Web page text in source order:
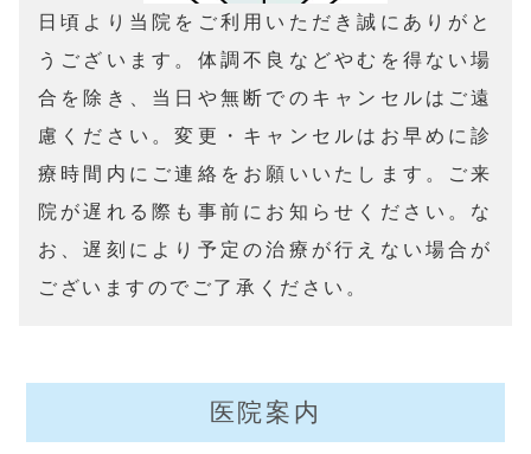
日頃より当院をご利用いただき誠にありがと
うございます。体調不良などやむを得ない場
合を除き、当日や無断でのキャンセルはご遠
慮ください。変更・キャンセルはお早めに診
療時間内にご連絡をお願いいたします。ご来
院が遅れる際も事前にお知らせください。な
お、遅刻により予定の治療が行えない場合が
ございますのでご了承ください。
医院案内